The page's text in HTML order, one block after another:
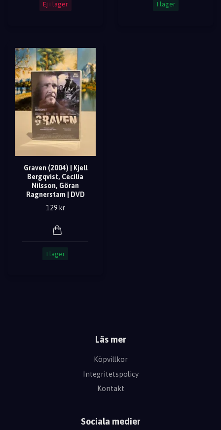
Ej i lager I lager
Graven (2004) | Kjell
Bergqvist, Cecilia
Nilsson, Göran
Ragnerstam | DVD
129 kr
I lager
Läs mer
Köpvillkor
Integritetspolicy
Kontakt
Sociala medier